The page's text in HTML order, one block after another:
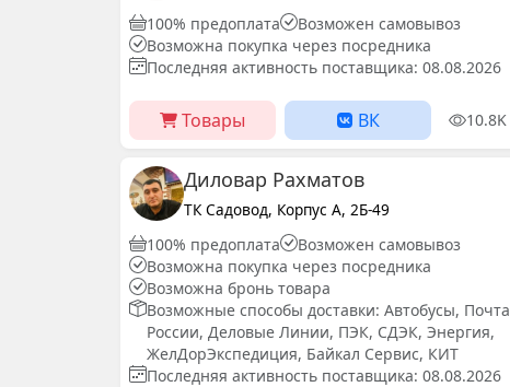
100% предоплата
Возможен самовывоз
Возможна покупка через посредника
Последняя активность поставщика: 08.08.2026
Товары ВК 10.8K
Диловар Рахматов
ТК Садовод, Корпус А, 2Б-49
100% предоплата
Возможен самовывоз
Возможна покупка через посредника
Возможна бронь товара
Возможные способы доставки: Автобусы, Почта
России, Деловые Линии, ПЭК, СДЭК, Энергия,
ЖелДорЭкспедиция, Байкал Сервис, КИТ
Последняя активность поставщика: 08.08.2026